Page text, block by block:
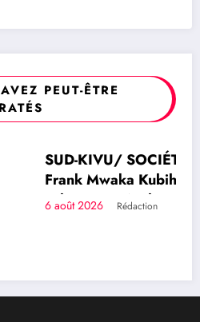
PEUT-ÊTRE
RATÉS
: Le philanthrope
distribue des
de la chefferie de
légendaire